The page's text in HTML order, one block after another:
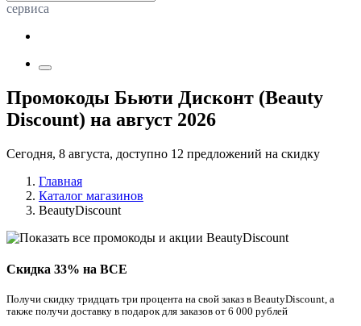
сервиса
Промокоды Бьюти Дисконт (Beauty
Discount) на август 2026
Сегодня, 8 августа, доступно 12 предложений на скидку
Главная
Каталог магазинов
BeautyDiscount
Скидка 33% на ВСЕ
Получи скидку тридцать три процента на свой заказ в BeautyDiscount, а
также получи доставку в подарок для заказов от 6 000 рублей